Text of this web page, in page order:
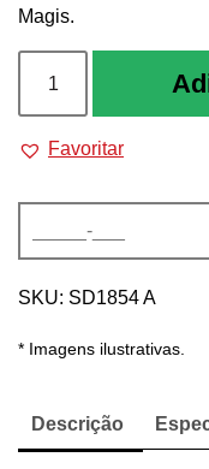
Magis.
The
Wild
quantidade
Favoritar
SKU: SD1854 A
* Imagens ilustrativas.
Descrição